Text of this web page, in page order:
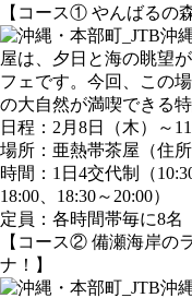
【コース① やんばるの
屋は、夕日と海の眺望
フェです。今回、この
の大自然が満喫できる
日程：2月8日（木）～11
場所：亜熱帯茶屋（住
時間：1日4交代制（
18:00、18:30～20:00）
定員：各時間帯毎に8名
【コース② 備瀬海岸の
ナ！】